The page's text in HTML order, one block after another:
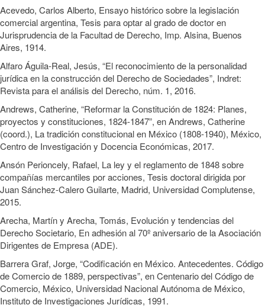
Acevedo, Carlos Alberto, Ensayo histórico sobre la legislación
comercial argentina, Tesis para optar al grado de doctor en
Jurisprudencia de la Facultad de Derecho, Imp. Alsina, Buenos
Aires, 1914.
Alfaro Águila-Real, Jesús, “El reconocimiento de la personalidad
jurídica en la construcción del Derecho de Sociedades”, Indret:
Revista para el análisis del Derecho, núm. 1, 2016.
Andrews, Catherine, “Reformar la Constitución de 1824: Planes,
proyectos y constituciones, 1824-1847”, en Andrews, Catherine
(coord.), La tradición constitucional en México (1808-1940), México,
Centro de Investigación y Docencia Económicas, 2017.
Ansón Perioncely, Rafael, La ley y el reglamento de 1848 sobre
compañías mercantiles por acciones, Tesis doctoral dirigida por
Juan Sánchez-Calero Guilarte, Madrid, Universidad Complutense,
2015.
Arecha, Martín y Arecha, Tomás, Evolución y tendencias del
Derecho Societario, En adhesión al 70º aniversario de la Asociación
Dirigentes de Empresa (ADE).
Barrera Graf, Jorge, “Codificación en México. Antecedentes. Código
de Comercio de 1889, perspectivas”, en Centenario del Código de
Comercio, México, Universidad Nacional Autónoma de México,
Instituto de Investigaciones Jurídicas, 1991.